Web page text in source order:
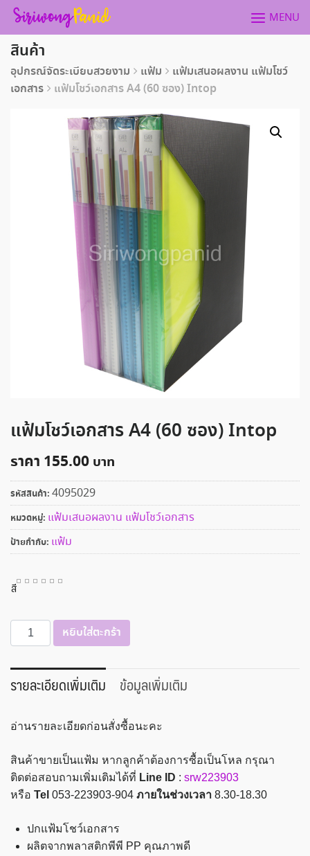
Skip
content
MENU
สินค้า
อุปกรณ์จัดระเบียบสวยงาม แฟ้ม
แฟ้มเสนอผลงาน แฟ้มโชว์
เอกสาร
แฟ้มโชว์เอกสาร A4 (60 ซอง) Intop
แฟ้มโชว์เอกสาร A4 (60 ซอง) Intop
ราคา 155.00
รหัสสินค้า: 4095029
หมวดหมู่: แฟ้มเสนอผลงาน แฟ้มโชว์เอกสาร
ป้ายกำกับ: แฟ้ม
สี
จำนวน
แฟ้ม
เอกสาร
A4
ซอง)
ชิ้น
หยิบใส่ตะกร้า
รายละเอียดเพิ่มเติม ข้อมูลเพิ่มเติม
อ่านรายละเอียดก่อนสั่งซื้อนะคะ
สินค้าขายเป็นแฟ้ม หากลูกค้าต้องการซื้อเป็นโหล กรุณา
ติดต่อสอบถามเพิ่มเติมได้ที่ Line ID : srw223903
หรือ Tel 053-223903-904 ภายในช่วงเวลา 8.30-18.30
ปกแฟ้มโชว์เอกสาร
ผลิตจากพลาสติกพีพี PP คุณภาพดี